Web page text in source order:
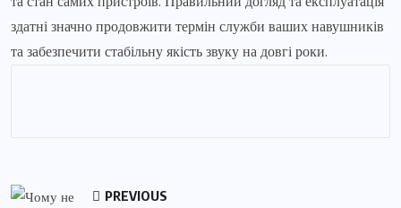
здатні значно продовжити термін служби ваших навушників
та забезпечити стабільну якість звуку на довгі роки.
PREVIOUS